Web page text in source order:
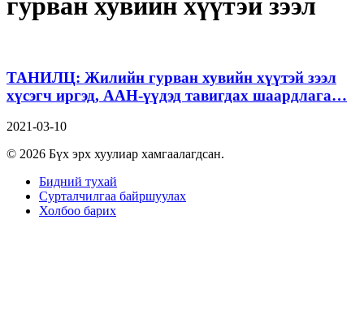
гурван хувийн хүүтэй зээл
ТАНИЛЦ: Жилийн гурван хувийн хүүтэй зээл
хүсэгч иргэд, ААН-үүдэд тавигдах шаардлага…
2021-03-10
© 2026 Бүх эрх хуулиар хамгаалагдсан.
Бидний тухай
Сурталчилгаа байршуулах
Холбоо барих